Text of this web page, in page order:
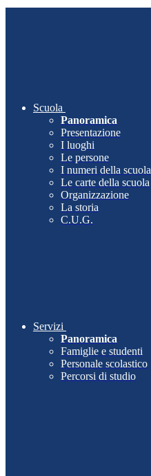
Scuola
Panoramica
Presentazione
I luoghi
Le persone
I numeri della scuola
Le carte della scuola
Organizzazione
La storia
C.U.G.
Servizi
Panoramica
Famiglie e studenti
Personale scolastico
Percorsi di studio